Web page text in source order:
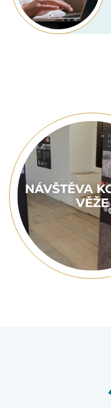
NÁVŠTĚVA
VĚŽE